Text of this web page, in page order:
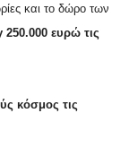
και το δώρο των
ευρώ τις
κόσμος τις